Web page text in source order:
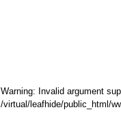
Warning: Invalid argument
/virtual/leafhide/public_html/